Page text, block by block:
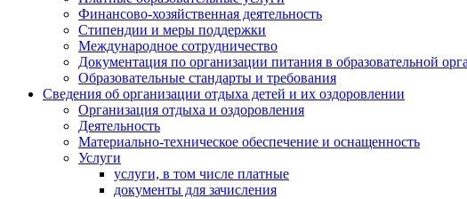
Финансово-хозяйственная деятельность
Стипендии и меры поддержки
Международное сотрудничество
Документация по организации питания в образовательной
Образовательные стандарты и требования
Сведения об организации отдыха детей и их оздоровлении
Организация отдыха и оздоровления
Деятельность
Материально-техническое обеспечение и оснащенность
Услуги
услуги, в том числе платные
документы для зачисления